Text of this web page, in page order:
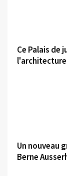
Ce Palais de
Un nouveau
Berne